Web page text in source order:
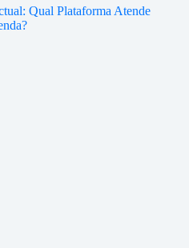
Qual Plataforma Atende